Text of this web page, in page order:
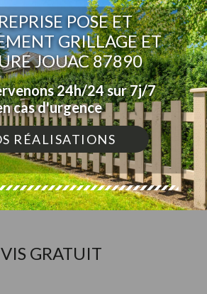
POSE ET
GRILLAGE ET
JOUAC 87890
24h/24 sur 7j/7
cas d'urgence
RÉALISATIONS
GRATUIT